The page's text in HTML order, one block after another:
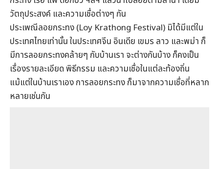
วัตถุประสงค์ และความเชื่อต่างๆ กัน
ประเพณีลอยกระทง (Loy Krathong Festival) มิได้มีแต่ใน
ประเทศไทยเท่านั้น ในประเทศจีน อินเดีย เขมร ลาว และพม่า ก็
มีการลอยกระทงคล้ายๆ กับบ้านเรา จะต่างกันบ้าง ก็คงเป็น
เรื่องรายละเอียด พิธีกรรม และความเชื่อในแต่ละท้องถิ่น
แม้แต่ในบ้านเราเอง การลอยกระทง ก็มาจากความเชื่อที่หลาก
หลายเช่นกัน